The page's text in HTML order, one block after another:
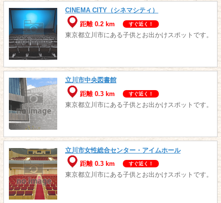
CINEMA CITY（シネマシティ）
距離 0.2 km
すぐ近く！
東京都立川市にある子供とお出かけスポットです。
立川市中央図書館
距離 0.3 km
すぐ近く！
東京都立川市にある子供とお出かけスポットです。
立川市女性総合センター・アイムホール
距離 0.3 km
すぐ近く！
東京都立川市にある子供とお出かけスポットです。